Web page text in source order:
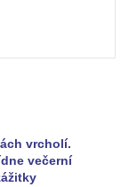
vrcholí.
večerní